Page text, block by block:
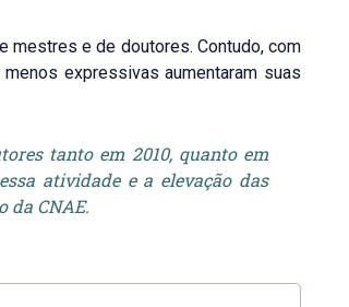
mestres e de doutores. Contudo, com
expressivas aumentaram suas
tanto em 2010, quanto em
atividade e a elevação das
da CNAE.